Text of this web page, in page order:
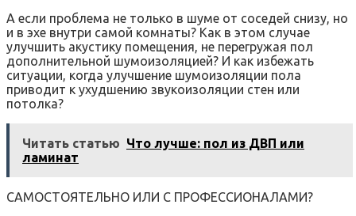
А если проблема не только в шуме от соседей снизу, но
и в эхе внутри самой комнаты? Как в этом случае
улучшить акустику помещения, не перегружая пол
дополнительной шумоизоляцией? И как избежать
ситуации, когда улучшение шумоизоляции пола
приводит к ухудшению звукоизоляции стен или
потолка?
Читать статью Что лучше: пол из ДВП или
ламинат
САМОСТОЯТЕЛЬНО ИЛИ С ПРОФЕССИОНАЛАМИ?